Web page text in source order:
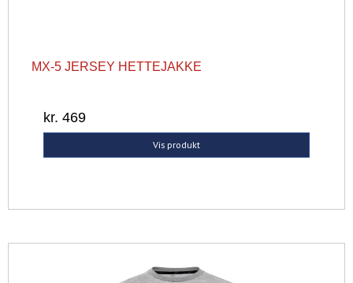
MX-5 JERSEY HETTEJAKKE
kr. 469
Vis produkt